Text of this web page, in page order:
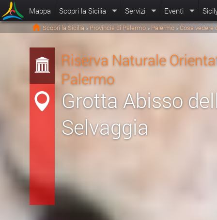
Mappa Scopri la Sicilia Servizi Eventi
Scopri la Sicilia > Provincia di Palermo > Palermo > Cosa vedere
Riserva Naturale
Palermo
Grotta Abisso
Selvaggia